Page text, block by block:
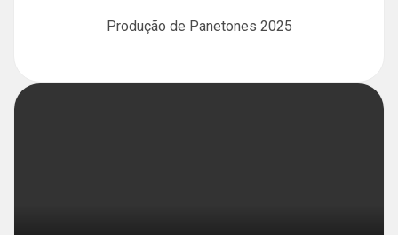
Produção de Panetones 2025